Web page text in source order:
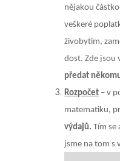
nějakou
veškeré
živobytím,
dost. Zde jsou
předat
Rozpočet – v
matematiku,
výdajů. Tím se
jsme na tom s